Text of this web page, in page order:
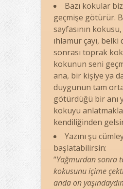
Bazı kokular
geçmişe götürür.
sayfasının
ıhlamur çayı, belki
sonrası toprak
kokunun seni
ana, bir kişiye ya
duygunun tam
götürdüğü bir anı
kokuyu anlatmakla
kendiliğinden
Yazını şu
başlatabilirsin:
“Yağmurdan sonra
kokusunu içime
anda on